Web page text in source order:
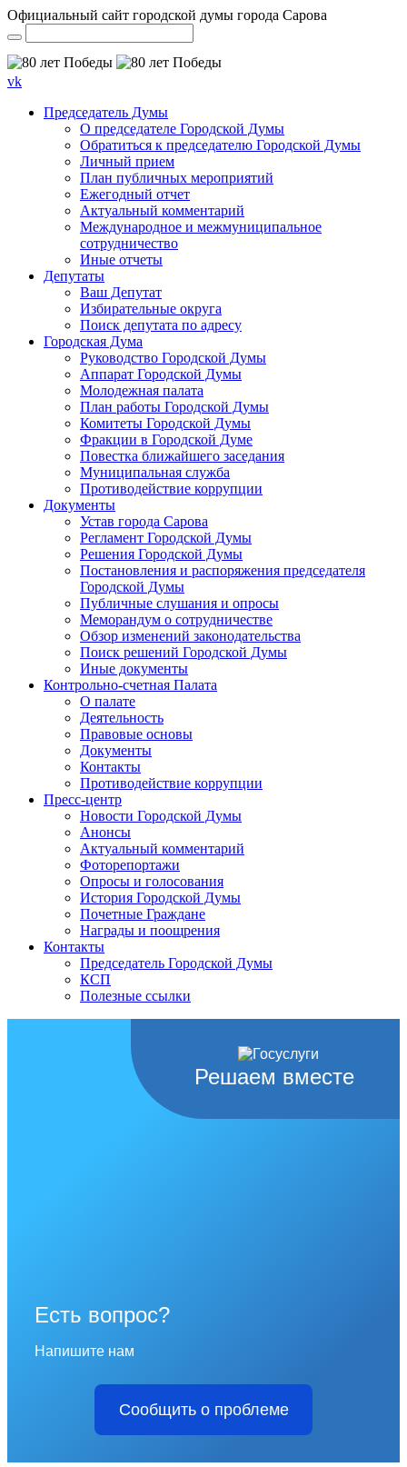
Официальный сайт городской думы города Сарова
vk
Председатель Думы
О председателе Городской Думы
Обратиться к председателю Городской Думы
Личный прием
План публичных мероприятий
Ежегодный отчет
Актуальный комментарий
Международное и межмуниципальное
сотрудничество
Иные отчеты
Депутаты
Ваш Депутат
Избирательные округа
Поиск депутата по адресу
Городская Дума
Руководство Городской Думы
Аппарат Городской Думы
Молодежная палата
План работы Городской Думы
Комитеты Городской Думы
Фракции в Городской Думе
Повестка ближайшего заседания
Муниципальная служба
Противодействие коррупции
Документы
Устав города Сарова
Регламент Городской Думы
Решения Городской Думы
Постановления и распоряжения председателя
Городской Думы
Публичные слушания и опросы
Меморандум о сотрудничестве
Обзор изменений законодательства
Поиск решений Городской Думы
Иные документы
Контрольно-счетная Палата
О палате
Деятельность
Правовые основы
Документы
Контакты
Противодействие коррупции
Пресс-центр
Новости Городской Думы
Анонсы
Актуальный комментарий
Фоторепортажи
Опросы и голосования
История Городской Думы
Почетные Граждане
Награды и поощрения
Контакты
Председатель Городской Думы
КСП
Полезные ссылки
Решаем вместе
Есть вопрос?
Напишите нам
Сообщить о проблеме